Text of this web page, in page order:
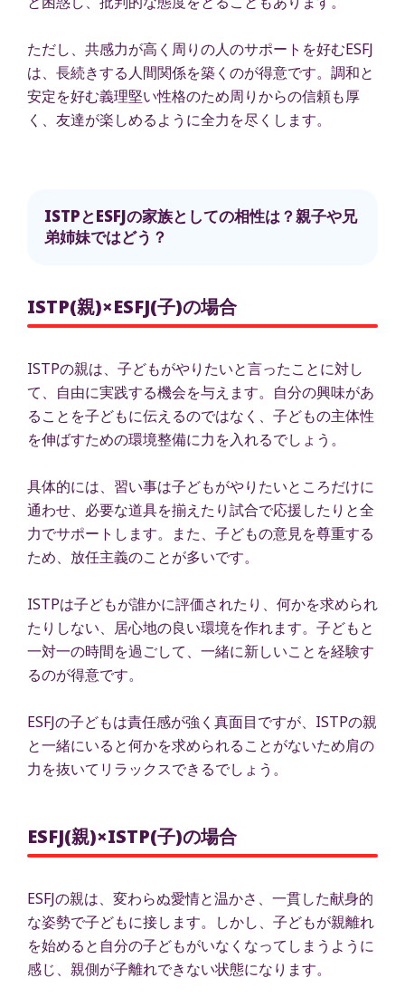
ただし、共感力が高く周りの人のサポートを好むESFJ
は、長続きする人間関係を築くのが得意です。調和と
安定を好む義理堅い性格のため周りからの信頼も厚
く、友達が楽しめるように全力を尽くします。
ISTPとESFJの家族としての相性は？親子や兄
弟姉妹ではどう？
ISTP(親)×ESFJ(子)の場合
ISTPの親は、子どもがやりたいと言ったことに対し
て、自由に実践する機会を与えます。自分の興味があ
ることを子どもに伝えるのではなく、子どもの主体性
を伸ばすための環境整備に力を入れるでしょう。
具体的には、習い事は子どもがやりたいところだけに
通わせ、必要な道具を揃えたり試合で応援したりと全
力でサポートします。また、子どもの意見を尊重する
ため、放任主義のことが多いです。
ISTPは子どもが誰かに評価されたり、何かを求められ
たりしない、居心地の良い環境を作れます。子どもと
一対一の時間を過ごして、一緒に新しいことを経験す
るのが得意です。
ESFJの子どもは責任感が強く真面目ですが、ISTPの親
と一緒にいると何かを求められることがないため肩の
力を抜いてリラックスできるでしょう。
ESFJ(親)×ISTP(子)の場合
ESFJの親は、変わらぬ愛情と温かさ、一貫した献身的
な姿勢で子どもに接します。しかし、子どもが親離れ
を始めると自分の子どもがいなくなってしまうように
感じ、親側が子離れできない状態になります。